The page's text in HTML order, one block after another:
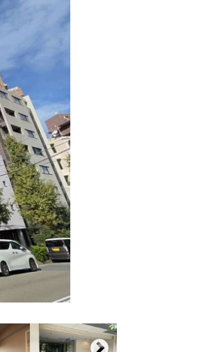
会員登録